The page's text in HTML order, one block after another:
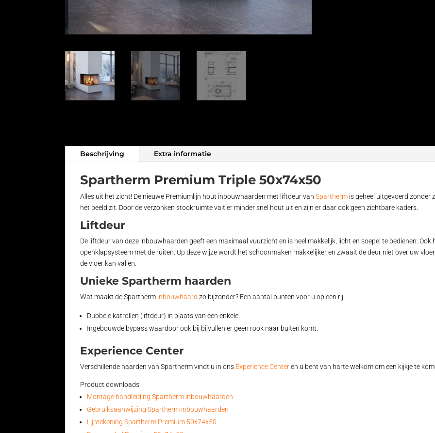
Beschrijving Extra informatie
Spartherm Premium Triple 50x74x50
Alles uit het zicht! De nieuwe Premiumlijn hout inbouwhaarden met liftdeur vanSpartherm is geheel uitgevoerd zonder
het beeld zit. Door de verzonken stookruimte valt er minder snel hout uit en zijn er daar ook geen zichtbare kaders.
Liftdeur
De liftdeur van deze inbouwhaarden geeft een maximaal vuurzicht en is heel makkelijk, licht en soepel te bedienen. Ook
openklapsysteem met de ruiten. Op deze wijze wordt het schoonmaken makkelijker en zwaait de deur niet over uw
de vloer kan vallen.
Unieke Spartherm haarden
Wat maakt de Spartherm inbouwhaard zo bijzonder? Een aantal punten voor u op een rij:
Dubbele katrollen (liftdeur) in plaats van een enkele.
Ingebouwde bypass waardoor ook bij bijvullen er geen rook naar buiten komt.
Experience Center
Verschillende haarden van Spartherm vindt u in ons Experience Centeren u bent van harte welkom om een kijkje te
Product downloads
Montage handleiding Spartherm inbouwhaarden
Gebruiksaanwijzing Spartherm inbouwhaarden
Lijntekening Spartherm Premium 50x74x50